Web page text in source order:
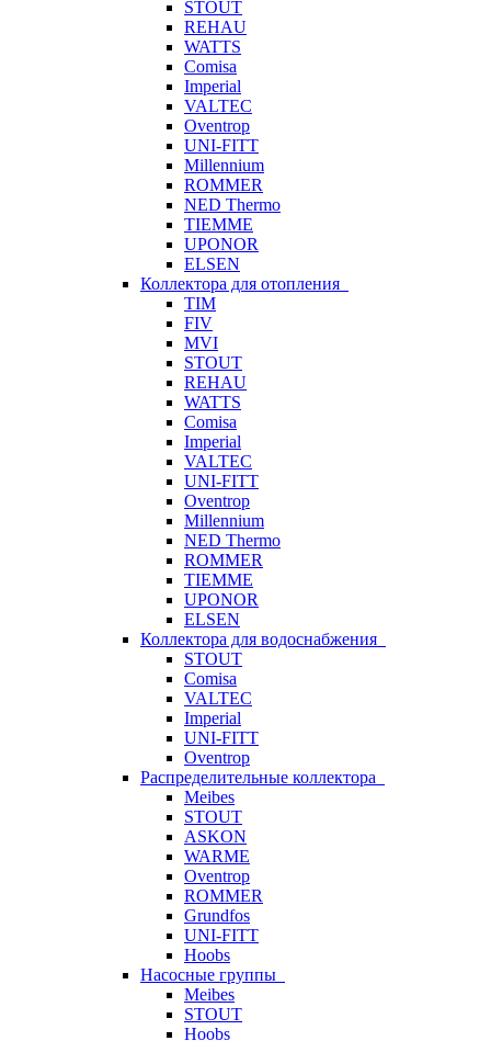
STOUT
REHAU
WATTS
Comisa
Imperial
VALTEC
Oventrop
UNI-FITT
Millennium
ROMMER
NED Thermo
TIEMME
UPONOR
ELSEN
Коллектора для отопления
TIM
FIV
MVI
STOUT
REHAU
WATTS
Comisa
Imperial
VALTEC
UNI-FITT
Oventrop
Millennium
NED Thermo
ROMMER
TIEMME
UPONOR
ELSEN
Коллектора для водоснабжения
STOUT
Comisa
VALTEC
Imperial
UNI-FITT
Oventrop
Распределительные коллектора
Meibes
STOUT
ASKON
WARME
Oventrop
ROMMER
Grundfos
UNI-FITT
Hoobs
Насосные группы
Meibes
STOUT
Hoobs